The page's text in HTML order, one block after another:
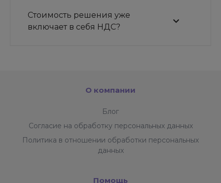
Стоимость решения уже
включает в себя НДС?
О компании
Блог
Согласие на обработку персональных данных
Политика в отношении обработки персональных
данных
Помощь